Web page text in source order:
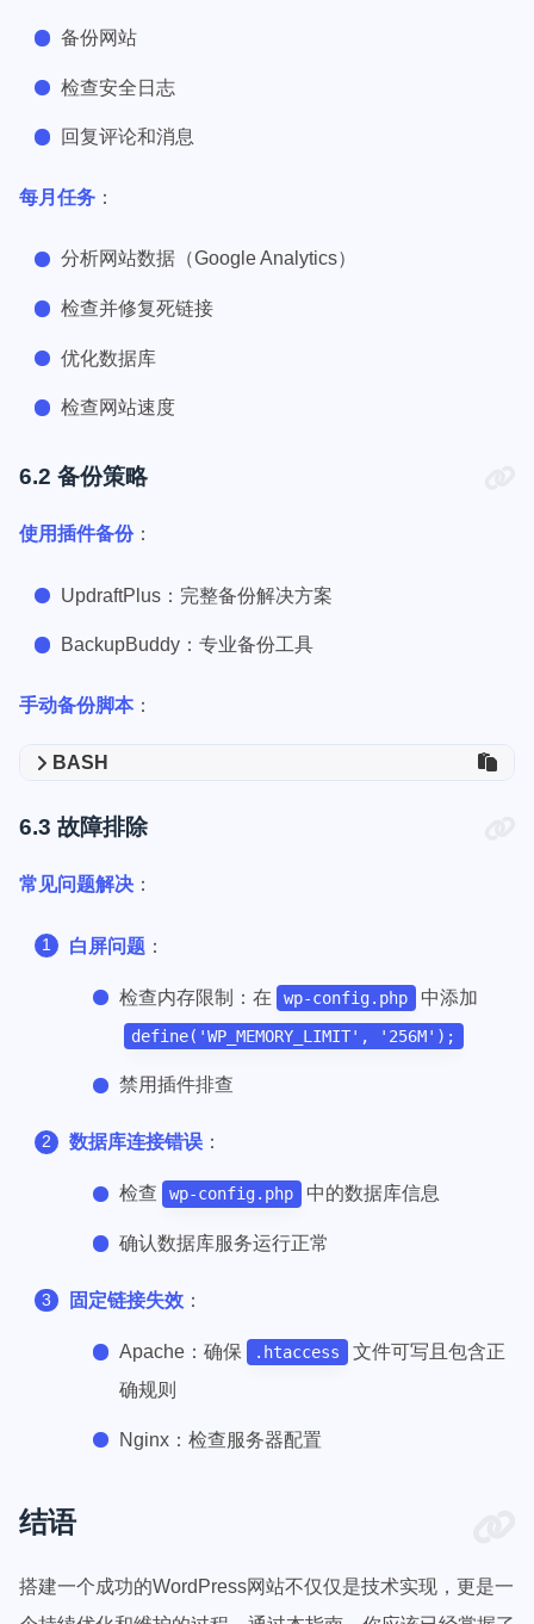
备份网站
检查安全日志
回复评论和消息
每月任务 ：
分析网站数据（Google Analytics）
检查并修复死链接
优化数据库
检查网站速度
6.2 备份策略
使用插件备份：
UpdraftPlus：完整备份解决方案
BackupBuddy：专业备份工具
手动备份脚本：
BASH
6.3 故障排除
常见问题解决 ：
白屏问题：
检查内存限制：在 wp-config.php 中添加
define('WP_MEMORY_LIMIT', '256M');
禁用插件排查
数据库连接错误：
检查 wp-config.php 中的数据库信息
确认数据库服务运行正常
固定链接失效：
Apache：确保 .htaccess
文件可写且包含正
确规则
Nginx：检查服务器配置
结语
搭建一个成功的WordPress网站不仅仅是技术实现，更是一